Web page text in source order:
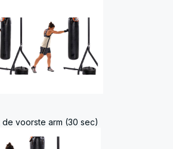
de voorste arm (30 sec)